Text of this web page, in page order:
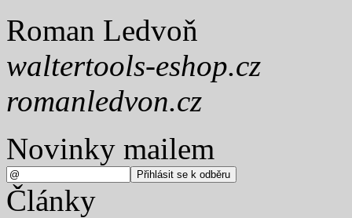
Roman Ledvoň
waltertools-eshop.cz
romanledvon.cz
Novinky mailem
Články